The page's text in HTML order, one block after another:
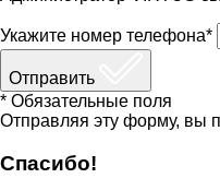
Укажите номер телефона*
Отправить
* Обязательные поля
Отправляя эту форму, вы
Спасибо!